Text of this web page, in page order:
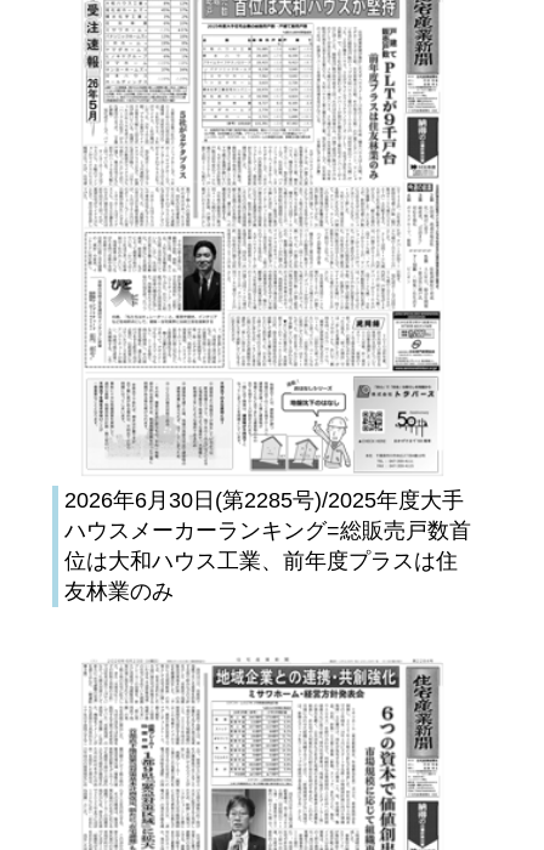
2026年6月30日(第2285号)/2025年度大手
ハウスメーカーランキング=総販売戸数首
位は大和ハウス工業、前年度プラスは住
友林業のみ